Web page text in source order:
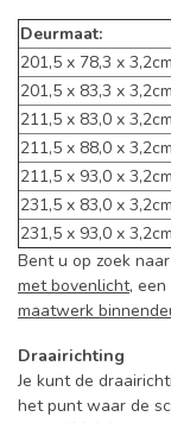
Deurmaat:
201,5 x 78,3 x 3,2cm
201,5 x 83,3 x 3,2cm
211,5 x 83,0 x 3,2cm
211,5 x 88,0 x 3,2cm
211,5 x 93,0 x 3,2cm
231,5 x 83,0 x 3,2cm
231,5 x 93,0 x 3,2cm
Bent u op zoek
met bovenlicht, een
maatwerk
Draairichting
Je kunt de
het punt waar de